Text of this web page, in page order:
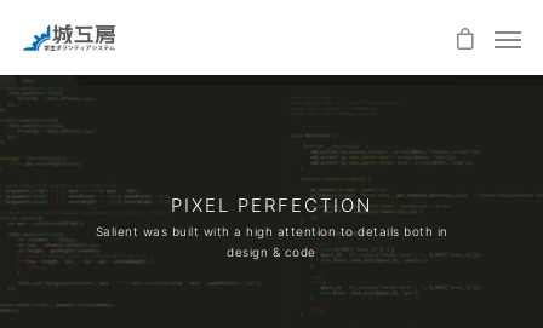
PIXEL PERFECTION
Salient was built with a high attention to details both in
design & code